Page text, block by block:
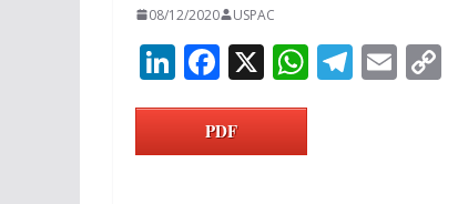
08/12/2020 USPAC
Li
n
k
e
F
ac
e
b
X W T E
PDF